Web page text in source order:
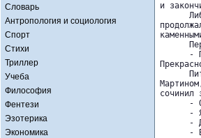
Словарь
Антропология и социология
Спорт
Стихи
Триллер
Учеба
Философия
Фентези
Эзотерика
Экономика
и
-
сочинил
-
-
-
-